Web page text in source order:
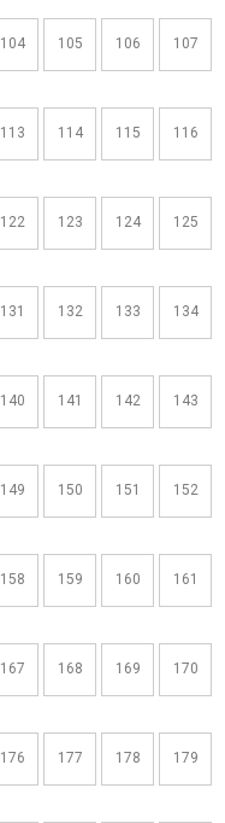
104 105 106 107
113 114 115 116
122 123 124 125
131 132 133 134
140 141 142 143
149 150 151 152
158 159 160 161
167 168 169 170
176 177 178 179